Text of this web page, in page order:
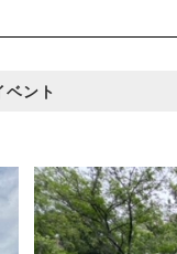
リー
ベント